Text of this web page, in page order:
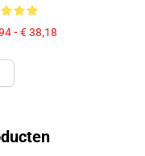
- € 38,18